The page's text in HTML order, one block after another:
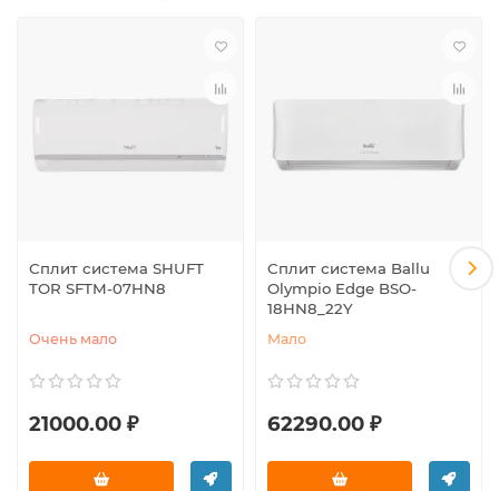
Сплит система SHUFT
TOR SFTM-07HN8
Очень мало
21000.00 ₽
Сплит система Ballu
Olympio Edge BSO-
18HN8_22Y
Мало
62290.00 ₽